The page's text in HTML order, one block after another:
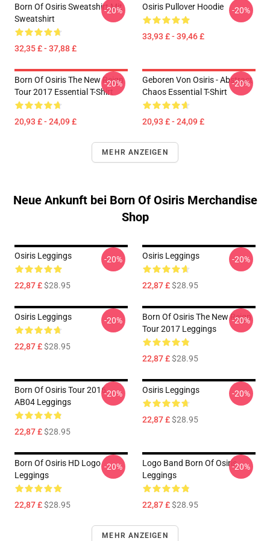
Born Of Osiris Sweatshirt Mit
Sweatshirt
32,35 £ - 37,88 £
-20% Osiris Pullover Hoodie
33,93 £ - 39,46 £
-20%
Born Of Osiris The New Reign
Tour 2017 Essential T-Shirt
20,93 £ - 24,09 £
-20%
Geboren Von Osiris - Abstract
Chaos Essential T-Shirt
20,93 £ - 24,09 £
-20%
MEHR ANZEIGEN
Neue Ankunft bei Born Of Osiris Merchandise
Shop
Osiris Leggings
22,87 £$28.95
-20% Osiris Leggings
22,87 £$28.95
-20%
Osiris Leggings
22,87 £$28.95
-20%
Born Of Osiris The New Reign
Tour 2017 Leggings
22,87 £$28.95
-20%
Born Of Osiris Tour 2016
AB04 Leggings
22,87 £$28.95
-20% Osiris Leggings
22,87 £$28.95
-20%
Born Of Osiris HD Logo
Leggings
22,87 £$28.95
-20%
Logo Band Born Of Osiris
Leggings
22,87 £$28.95
-20%
MEHR ANZEIGEN